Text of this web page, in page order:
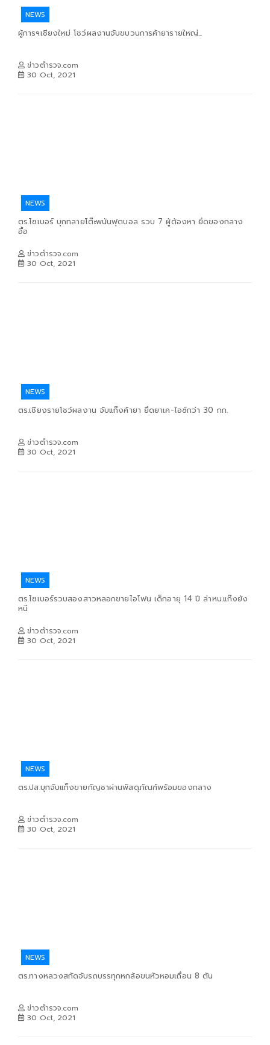
NEWS
ผู้การฯเชียงใหม่ โชว์ผลงานจับขบวนการค้ายารายใหญ่...
ข่าวตำรวจ.com
30 Oct, 2021
NEWS
ตร.ไซเบอร์ บุกทลายโต๊ะพนันฟุตบอล รวบ 7 ผู้ต้องหา ยึดของกลาง
อื้อ
ข่าวตำรวจ.com
30 Oct, 2021
NEWS
ตร.เชียงรายโชว์ผลงาน จับแก๊งค้ายา ยึดยาเค-ไอซ์กว่า 30 กก.
ข่าวตำรวจ.com
30 Oct, 2021
NEWS
ตร.ไซเบอร์รวบสองสาวหลอกขายไอโฟน เด็กอายุ 14 ปี ล่าหน.แก๊งยัง
หนี
ข่าวตำรวจ.com
30 Oct, 2021
NEWS
ตร.ปส.บุกจับแก็งขายกัญชาผ่านพัสดุภัณฑ์พร้อมของกลาง
ข่าวตำรวจ.com
30 Oct, 2021
NEWS
ตร.ทางหลวงสกัดจับรถบรรทุกหกล้อขนหัวหอมเถื่อน 8 ตัน
ข่าวตำรวจ.com
30 Oct, 2021